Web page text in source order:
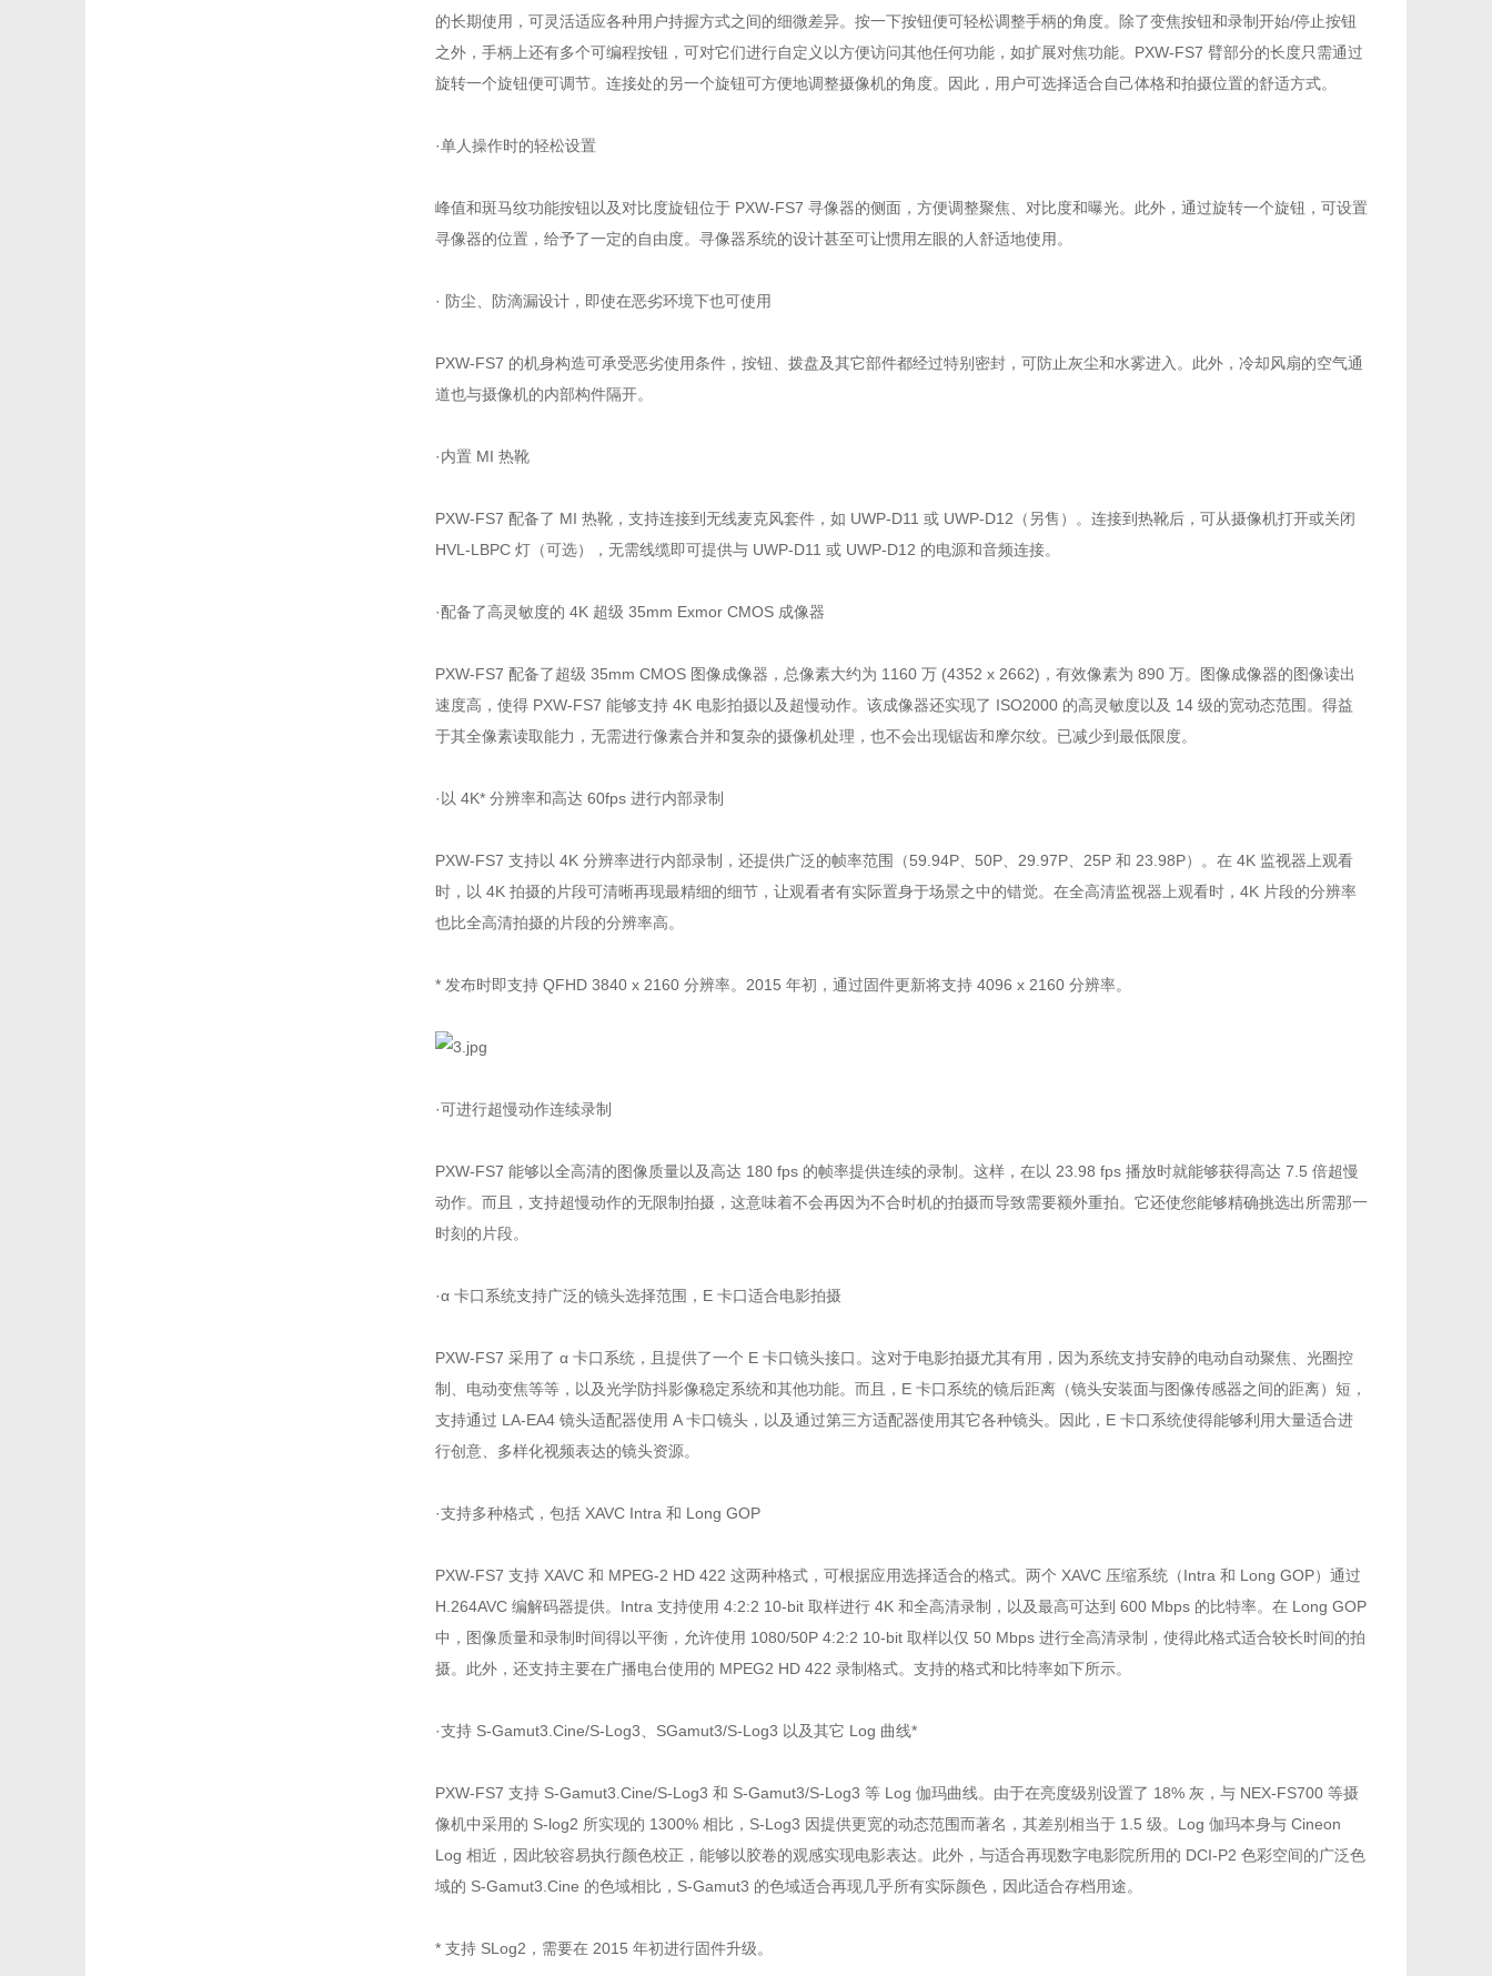
的长期使用，可灵活适应各种用户持握方式之间的细微差异。按一下按钮便可轻松调整手柄的角度。除了变焦按钮和录制开始/停止按钮
之外，手柄上还有多个可编程按钮，可对它们进行自定义以方便访问其他任何功能，如扩展对焦功能。PXW-FS7 臂部分的长度只需通过
旋转一个旋钮便可调节。连接处的另一个旋钮可方便地调整摄像机的角度。因此，用户可选择适合自己体格和拍摄位置的舒适方式。
·单人操作时的轻松设置
峰值和斑马纹功能按钮以及对比度旋钮位于 PXW-FS7 寻像器的侧面，方便调整聚焦、对比度和曝光。此外，通过旋转一个旋钮，可设置
寻像器的位置，给予了一定的自由度。寻像器系统的设计甚至可让惯用左眼的人舒适地使用。
· 防尘、防滴漏设计，即使在恶劣环境下也可使用
PXW-FS7 的机身构造可承受恶劣使用条件，按钮、拨盘及其它部件都经过特别密封，可防止灰尘和水雾进入。此外，冷却风扇的空气通
道也与摄像机的内部构件隔开。
·内置 MI 热靴
PXW-FS7 配备了 MI 热靴，支持连接到无线麦克风套件，如 UWP-D11 或 UWP-D12（另售）。连接到热靴后，可从摄像机打开或关闭
HVL-LBPC 灯（可选），无需线缆即可提供与 UWP-D11 或 UWP-D12 的电源和音频连接。
·配备了高灵敏度的 4K 超级 35mm Exmor CMOS 成像器
PXW-FS7 配备了超级 35mm CMOS 图像成像器，总像素大约为 1160 万 (4352 x 2662)，有效像素为 890 万。图像成像器的图像读出
速度高，使得 PXW-FS7 能够支持 4K 电影拍摄以及超慢动作。该成像器还实现了 ISO2000 的高灵敏度以及 14 级的宽动态范围。得益
于其全像素读取能力，无需进行像素合并和复杂的摄像机处理，也不会出现锯齿和摩尔纹。已减少到最低限度。
·以 4K* 分辨率和高达 60fps 进行内部录制
PXW-FS7 支持以 4K 分辨率进行内部录制，还提供广泛的帧率范围（59.94P、50P、29.97P、25P 和 23.98P）。在 4K 监视器上观看
时，以 4K 拍摄的片段可清晰再现最精细的细节，让观看者有实际置身于场景之中的错觉。在全高清监视器上观看时，4K 片段的分辨率
也比全高清拍摄的片段的分辨率高。
* 发布时即支持 QFHD 3840 x 2160 分辨率。2015 年初，通过固件更新将支持 4096 x 2160 分辨率。
·可进行超慢动作连续录制
PXW-FS7 能够以全高清的图像质量以及高达 180 fps 的帧率提供连续的录制。这样，在以 23.98 fps 播放时就能够获得高达 7.5 倍超慢
动作。而且，支持超慢动作的无限制拍摄，这意味着不会再因为不合时机的拍摄而导致需要额外重拍。它还使您能够精确挑选出所需那一
时刻的片段。
·α 卡口系统支持广泛的镜头选择范围，E 卡口适合电影拍摄
PXW-FS7 采用了 α 卡口系统，且提供了一个 E 卡口镜头接口。这对于电影拍摄尤其有用，因为系统支持安静的电动自动聚焦、光圈控
制、电动变焦等等，以及光学防抖影像稳定系统和其他功能。而且，E 卡口系统的镜后距离（镜头安装面与图像传感器之间的距离）短，
支持通过 LA-EA4 镜头适配器使用 A 卡口镜头，以及通过第三方适配器使用其它各种镜头。因此，E 卡口系统使得能够利用大量适合进
行创意、多样化视频表达的镜头资源。
·支持多种格式，包括 XAVC Intra 和 Long GOP
PXW-FS7 支持 XAVC 和 MPEG-2 HD 422 这两种格式，可根据应用选择适合的格式。两个 XAVC 压缩系统（Intra 和 Long GOP）通过
H.264AVC 编解码器提供。Intra 支持使用 4:2:2 10-bit 取样进行 4K 和全高清录制，以及最高可达到 600 Mbps 的比特率。在 Long GOP
中，图像质量和录制时间得以平衡，允许使用 1080/50P 4:2:2 10-bit 取样以仅 50 Mbps 进行全高清录制，使得此格式适合较长时间的拍
摄。此外，还支持主要在广播电台使用的 MPEG2 HD 422 录制格式。支持的格式和比特率如下所示。
·支持 S-Gamut3.Cine/S-Log3、SGamut3/S-Log3 以及其它 Log 曲线*
PXW-FS7 支持 S-Gamut3.Cine/S-Log3 和 S-Gamut3/S-Log3 等 Log 伽玛曲线。由于在亮度级别设置了 18% 灰，与 NEX-FS700 等摄
像机中采用的 S-log2 所实现的 1300% 相比，S-Log3 因提供更宽的动态范围而著名，其差别相当于 1.5 级。Log 伽玛本身与 Cineon
Log 相近，因此较容易执行颜色校正，能够以胶卷的观感实现电影表达。此外，与适合再现数字电影院所用的 DCI-P2 色彩空间的广泛色
域的 S-Gamut3.Cine 的色域相比，S-Gamut3 的色域适合再现几乎所有实际颜色，因此适合存档用途。
* 支持 SLog2，需要在 2015 年初进行固件升级。